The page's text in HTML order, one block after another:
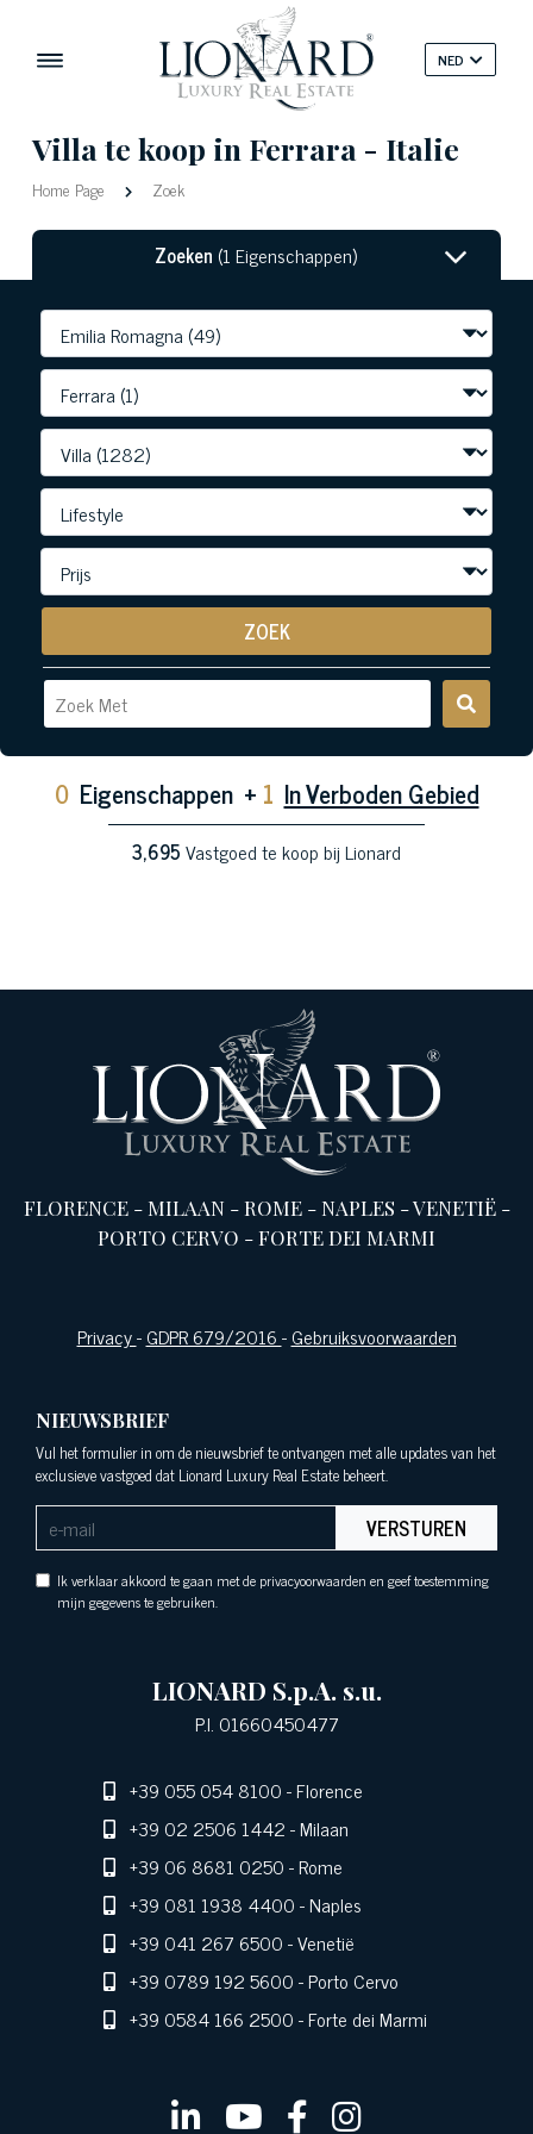
NED
Villa te koop in Ferrara - Italie
Home Page Zoek
Zoeken (1 Eigenschappen)
ZOEK
0 Eigenschappen + 1 In Verboden Gebied
3,695Vastgoed te koop bij Lionard
FLORENCE-MILAAN-ROME-NAPLES -VENETIË-
PORTO CERVO -FORTE DEI MARMI
Privacy-GDPR 679/2016-Gebruiksvoorwaarden
NIEUWSBRIEF
Vul het formulier in om de nieuwsbrief te ontvangen met alle updates van het
exclusieve vastgoed dat Lionard Luxury Real Estate beheert.
VERSTUREN
Ik verklaar akkoord te gaan met de privacyoorwaarden en geef toestemming
mijn gegevens te gebruiken.
LIONARD S.p.A. s.u.
P.I. 01660450477
+39 055 054 8100- Florence
+39 02 2506 1442- Milaan
+39 06 8681 0250- Rome
+39 081 1938 4400- Naples
+39 041 267 6500- Venetië
+39 0789 192 5600- Porto Cervo
+39 0584 166 2500- Forte dei Marmi